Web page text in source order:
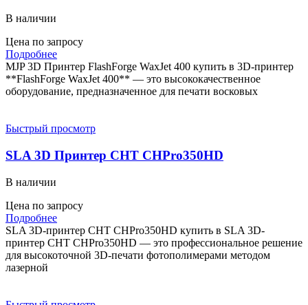
В наличии
Цена по запросу
Подробнее
MJP 3D Принтер FlashForge WaxJet 400 купить в 3D-принтер
**FlashForge WaxJet 400** — это высококачественное
оборудование, предназначенное для печати восковых
Быстрый просмотр
SLA 3D Принтер CHT CHPro350HD
В наличии
Цена по запросу
Подробнее
SLA 3D-принтер CHT CHPro350HD купить в SLA 3D-
принтер CHT CHPro350HD — это профессиональное решение
для высокоточной 3D-печати фотополимерами методом
лазерной